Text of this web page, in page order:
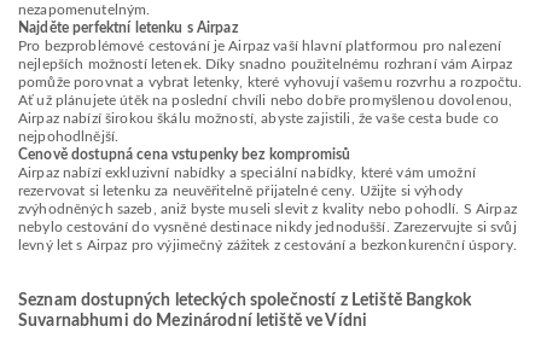
nezapomenutelným.
Najděte perfektní letenku s Airpaz
Pro bezproblémové cestování je Airpaz vaší hlavní platformou pro nalezení
nejlepších možností letenek. Díky snadno použitelnému rozhraní vám Airpaz
pomůže porovnat a vybrat letenky, které vyhovují vašemu rozvrhu a rozpočtu.
Ať už plánujete útěk na poslední chvíli nebo dobře promyšlenou dovolenou,
Airpaz nabízí širokou škálu možností, abyste zajistili, že vaše cesta bude co
nejpohodlnější.
Cenově dostupná cena vstupenky bez kompromisů
Airpaz nabízí exkluzivní nabídky a speciální nabídky, které vám umožní
rezervovat si letenku za neuvěřitelně přijatelné ceny. Užijte si výhody
zvýhodněných sazeb, aniž byste museli slevit z kvality nebo pohodlí. S Airpaz
nebylo cestování do vysněné destinace nikdy jednodušší. Zarezervujte si svůj
levný let s Airpaz pro výjimečný zážitek z cestování a bezkonkurenční úspory.
Seznam dostupných leteckých společností z Letiště Bangkok
Suvarnabhumi do Mezinárodní letiště ve Vídni